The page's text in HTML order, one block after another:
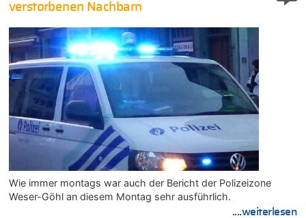
verstorbenen Nachbarn
Wie immer montags war auch der Bericht der Polizeizone
Weser-Göhl an diesem Montag sehr ausführlich.
....weiterlesen